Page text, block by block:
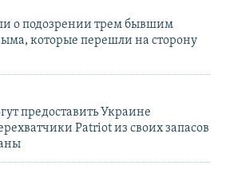
о подозрении трем бывшим
которые перешли на сторону
предоставить Украине
Patriot из своих запасов